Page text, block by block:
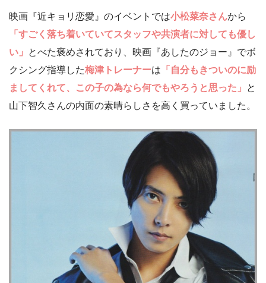
映画『近キョリ恋愛』のイベントでは小松菜奈さんから
「すごく落ち着いていてスタッフや共演者に対しても優し
い」
とべた褒めされており、映画『あしたのジョー』でボ
クシング指導した梅津トレーナーは 「自分もきついのに励
ましてくれて、この子の為なら何でもやろうと思った」
と
山下智久さんの内面の素晴らしさを高く買っていました。